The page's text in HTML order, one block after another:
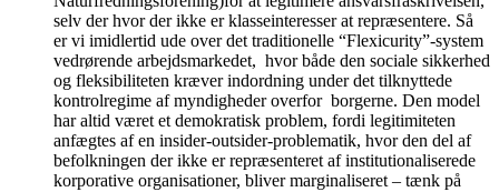
selv der hvor der ikke er klasseinteresser at repræsentere. Så
er vi imidlertid ude over det traditionelle “Flexicurity”-system
vedrørende arbejdsmarkedet, hvor både den sociale sikkerhed
og fleksibiliteten kræver indordning under det tilknyttede
kontrolregime af myndigheder overfor borgerne. Den model
har altid været et demokratisk problem, fordi legitimiteten
anfægtes af en insider-outsider-problematik, hvor den del af
befolkningen der ikke er repræsenteret af institutionaliserede
korporative organisationer, bliver marginaliseret – tænk på